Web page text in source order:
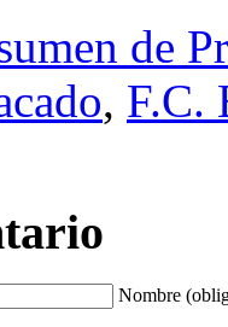
de
, F.C.
Nombre